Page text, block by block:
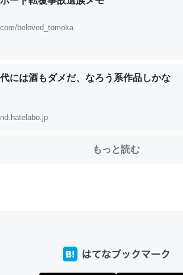
マップで位置情報を共有してる。電池残量
なって分かる。
くらいだった遠方の父67歳と僕。ITツール導入でコミ
介護
beloved_tomoka
には酒もダメだ、なろう系作品しかな
もっと読む